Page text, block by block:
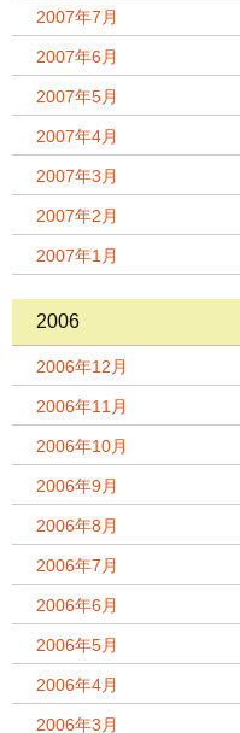
2007年7月
2007年6月
2007年5月
2007年4月
2007年3月
2007年2月
2007年1月
2006
2006年12月
2006年11月
2006年10月
2006年9月
2006年8月
2006年7月
2006年6月
2006年5月
2006年4月
2006年3月